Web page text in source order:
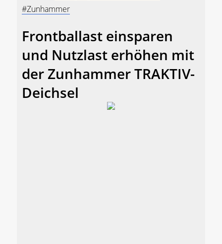
#Zunhammer
Frontballast einsparen
und Nutzlast erhöhen mit
der Zunhammer TRAKTIV-
Deichsel